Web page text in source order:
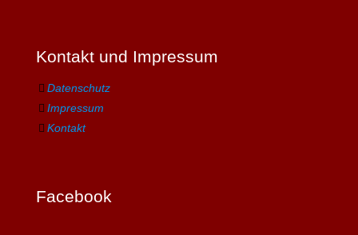
Kontakt und Impressum
Datenschutz
Impressum
Kontakt
Facebook